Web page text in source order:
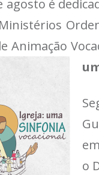
agosto é
Animação
o